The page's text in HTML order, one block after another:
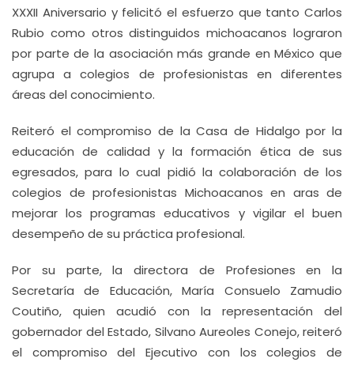
XXXII Aniversario y felicitó el esfuerzo que tanto Carlos
Rubio como otros distinguidos michoacanos lograron
por parte de la asociación más grande en México que
agrupa a colegios de profesionistas en diferentes
áreas del conocimiento.
Reiteró el compromiso de la Casa de Hidalgo por la
educación de calidad y la formación ética de sus
egresados, para lo cual pidió la colaboración de los
colegios de profesionistas Michoacanos en aras de
mejorar los programas educativos y vigilar el buen
desempeño de su práctica profesional.
Por su parte, la directora de Profesiones en la
Secretaría de Educación, María Consuelo Zamudio
Coutiño, quien acudió con la representación del
gobernador del Estado, Silvano Aureoles Conejo, reiteró
el compromiso del Ejecutivo con los colegios de